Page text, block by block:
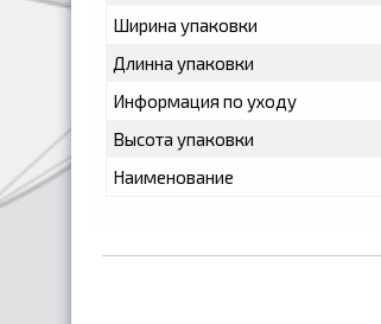
Ширина упаковки
Длинна упаковки
Информация по уходу
Высота упаковки
Наименование